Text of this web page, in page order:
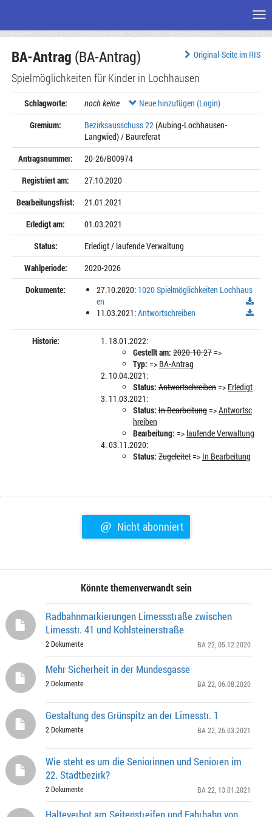
Seiteninhalt
Original-Seite im RIS
BA-Antrag (BA-Antrag)
Spielmöglichkeiten für Kinder in Lochhausen
Schlagworte: noch keine
Neue hinzufügen (Login)
Gremium:
Bezirksausschuss 22(Aubing-Lochhausen-
Langwied) / Baureferat
Antragsnummer:
20-26/B00974
Registriert am:
27.10.2020
Bearbeitungsfrist:
21.01.2021
Erledigt am:
01.03.2021
Status:
Erledigt / laufende Verwaltung
Wahlperiode:
2020-2026
Dokumente:
27.10.2020: 1020 Spielmöglichkeiten Lochhaus
en
11.03.2021:Antwortschreiben
Historie:
18.01.2022:
Gestellt am: 2020-10-27=>
Typ: => BA-Antrag
10.04.2021:
Status: Antwortschreiben=> Erledigt
11.03.2021:
Status: In Bearbeitung=>Antwortsc
hreiben
Bearbeitung: =>laufende Verwaltung
03.11.2020:
Status: Zugeleitet=> In Bearbeitung
@ Nicht abonniert
Könnte themenverwandt sein
Radbahnmarkierungen Limessstraße zwischen
Limesstr. 41 und Kohlsteinerstraße
2 Dokumente BA 22 , 05.12.2020
Mehr Sicherheit in der Mundesgasse
2 Dokumente BA 22 , 06.08.2020
Gestaltung des Grünspitz an der Limesstr. 1
2 Dokumente BA 22 , 26.03.2021
Wie steht es um die Seniorinnen und Senioren im
22. Stadtbezirk?
2 Dokumente BA 22 , 13.01.2021